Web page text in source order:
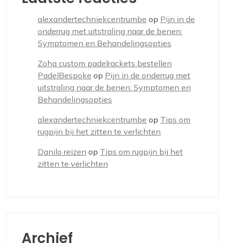
alexandertechniekcentrumbe op Pijn in de
onderrug met uitstraling naar de benen:
Symptomen en Behandelingsopties
Zoha custom padelrackets bestellen
PadelBespoke op Pijn in de onderrug met
uitstraling naar de benen: Symptomen en
Behandelingsopties
alexandertechniekcentrumbe op Tips om
rugpijn bij het zitten te verlichten
Danilo reizen op Tips om rugpijn bij het
zitten te verlichten
Archief